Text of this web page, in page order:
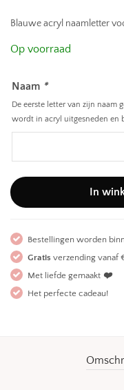
Blauwe acryl naamletter
Op voorraad
Naam *
De eerste letter van zijn naam
wordt in acryl uitgesneden en
In
Bestellingen worden
Gratis verzending vanaf
Met liefde gemaakt ❤️
Het perfecte cadeau!